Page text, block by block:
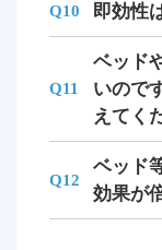
Q10 即効性
Q11
ベッド
いので
えてく
Q12
ベッド
効果が